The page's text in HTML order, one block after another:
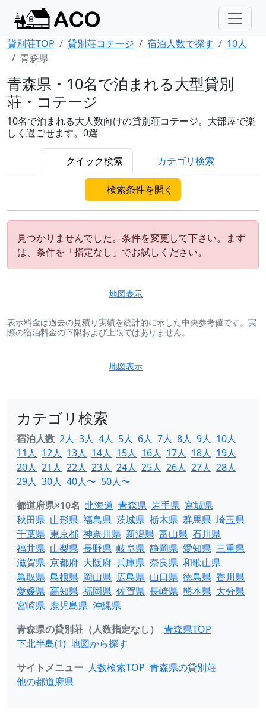
貸別荘TOP 貸別荘コテージ 宿泊人数で探す
10人
青森県
青森県・10名で泊まれる大型貸別
荘・コテージ
10名で泊まれる大人数向けの貸別荘コテージ。大部屋で楽
しく過ごせます。0選
クイック検索 カテゴリ検索
検索条件を開く
見つかりませんでした。条件を変更して下さい。まず
は、条件を「指定なし」でお試しください。
地図表示
表示料金は過去の見積り実績を統計的に示した中央参考値です。実
際の宿泊料金の下限および上限ではありません。
地図表示
カテゴリ検索
宿泊人数 2人 3人 4人 5人 6人 7人 8人 9人 10人
11人 12人 13人 14人 15人 16人 17人 18人 19人
20人 21人 22人 23人 24人 25人 26人 27人 28人
29人 30人 40人〜 50人〜
都道府県×10名 北海道 青森県 岩手県 宮城県
秋田県 山形県 福島県 茨城県 栃木県 群馬県 埼玉県
千葉県 東京都 神奈川県 新潟県 富山県 石川県
福井県 山梨県 長野県 岐阜県 静岡県 愛知県 三重県
滋賀県 京都府 大阪府 兵庫県 奈良県 和歌山県
鳥取県 島根県 岡山県 広島県 山口県 徳島県 香川県
愛媛県 高知県 福岡県 佐賀県 長崎県 熊本県 大分県
宮崎県 鹿児島県 沖縄県
青森県の貸別荘（人数指定なし）
青森県TOP
下北半島(1) 地図から探す
サイトメニュー 人数検索TOP 青森県の貸別荘
他の都道府県